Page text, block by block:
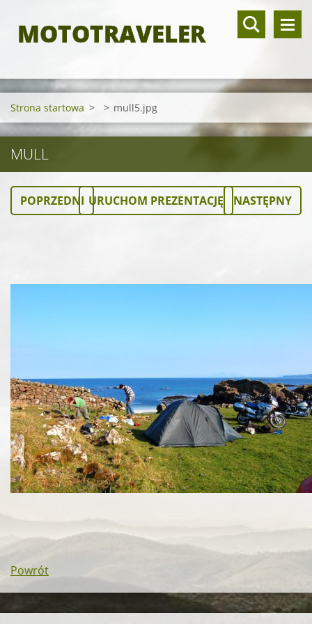
MOTOTRAVELER
Strona startowa > > mull5.jpg
MULL
POPRZEDNI URUCHOM PREZENTACJĘ NASTĘPNY
Powrót